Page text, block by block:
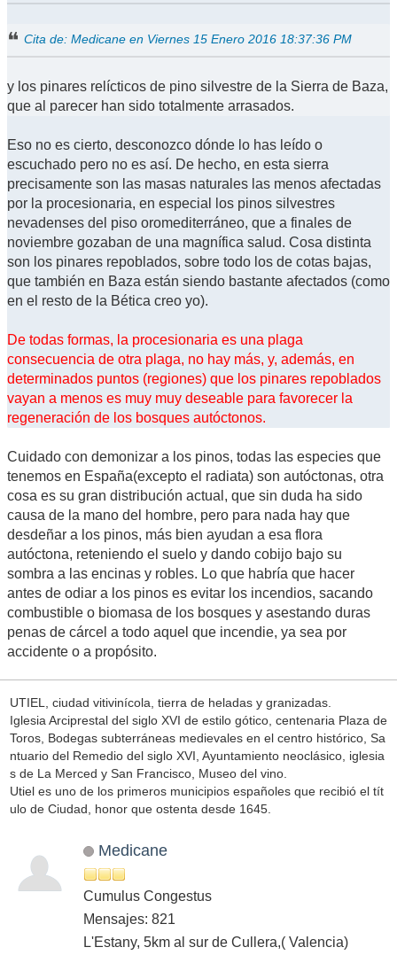
Cita de: Medicane en Viernes 15 Enero 2016 18:37:36 PM
y los pinares relícticos de pino silvestre de la Sierra de Baza,
que al parecer han sido totalmente arrasados.
Eso no es cierto, desconozco dónde lo has leído o
escuchado pero no es así. De hecho, en esta sierra
precisamente son las masas naturales las menos afectadas
por la procesionaria, en especial los pinos silvestres
nevadenses del piso oromediterráneo, que a finales de
noviembre gozaban de una magnífica salud. Cosa distinta
son los pinares repoblados, sobre todo los de cotas bajas,
que también en Baza están siendo bastante afectados (como
en el resto de la Bética creo yo).
De todas formas, la procesionaria es una plaga
consecuencia de otra plaga, no hay más, y, además, en
determinados puntos (regiones) que los pinares repoblados
vayan a menos es muy muy deseable para favorecer la
regeneración de los bosques autóctonos.
Cuidado con demonizar a los pinos, todas las especies que
tenemos en España(excepto el radiata) son autóctonas, otra
cosa es su gran distribución actual, que sin duda ha sido
causa de la mano del hombre, pero para nada hay que
desdeñar a los pinos, más bien ayudan a esa flora
autóctona, reteniendo el suelo y dando cobijo bajo su
sombra a las encinas y robles. Lo que habría que hacer
antes de odiar a los pinos es evitar los incendios, sacando
combustible o biomasa de los bosques y asestando duras
penas de cárcel a todo aquel que incendie, ya sea por
accidente o a propósito.
UTIEL, ciudad vitivinícola, tierra de heladas y granizadas.
Iglesia Arciprestal del siglo XVI de estilo gótico, centenaria Plaza de
Toros, Bodegas subterráneas medievales en el centro histórico, Sa
ntuario del Remedio del siglo XVI, Ayuntamiento neoclásico, iglesia
s de La Merced y San Francisco, Museo del vino.
Utiel es uno de los primeros municipios españoles que recibió el tít
ulo de Ciudad, honor que ostenta desde 1645.
Medicane
Cumulus Congestus
Mensajes: 821
L'Estany, 5km al sur de Cullera,( Valencia)